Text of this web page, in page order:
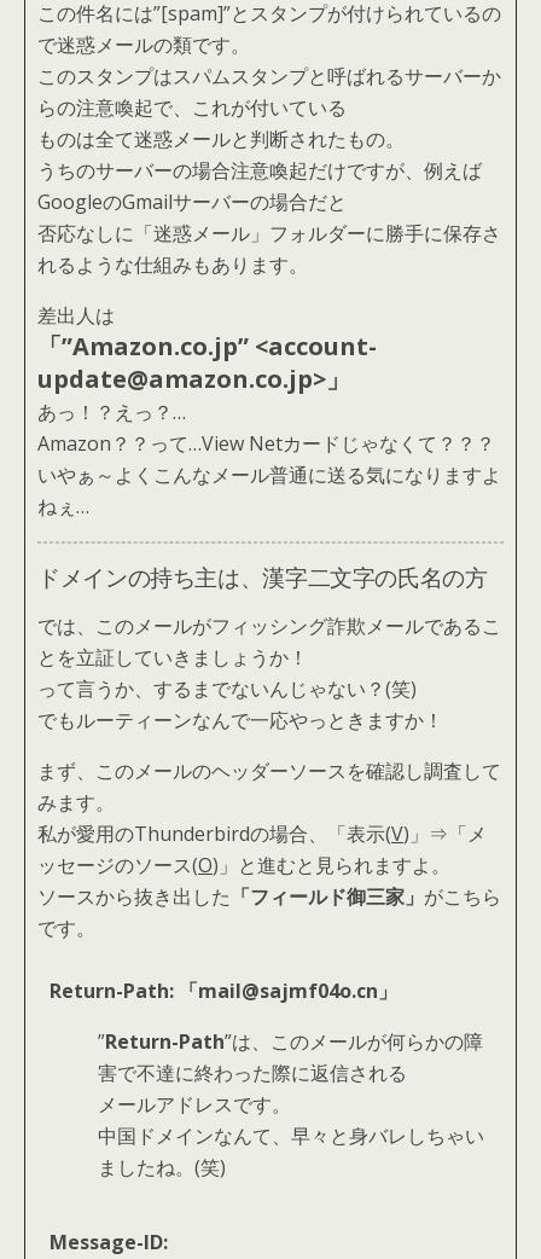
この件名には”[spam]”とスタンプが付けられているの
で迷惑メールの類です。
このスタンプはスパムスタンプと呼ばれるサーバーか
らの注意喚起で、これが付いている
ものは全て迷惑メールと判断されたもの。
うちのサーバーの場合注意喚起だけですが、例えば
GoogleのGmailサーバーの場合だと
否応なしに「迷惑メール」フォルダーに勝手に保存さ
れるような仕組みもあります。
差出人は
「”Amazon.co.jp” <account-
update@amazon.co.jp>」
あっ！？えっ？…
Amazon？？って…View Netカードじゃなくて？？？
いやぁ～よくこんなメール普通に送る気になりますよ
ねぇ…
ドメインの持ち主は、漢字二文字の氏名の方
では、このメールがフィッシング詐欺メールであるこ
とを立証していきましょうか！
って言うか、するまでないんじゃない？(笑)
でもルーティーンなんで一応やっときますか！
まず、このメールのヘッダーソースを確認し調査して
みます。
私が愛用のThunderbirdの場合、「表示(V)」⇒「メ
ッセージのソース(O)」と進むと見られますよ。
ソースから抜き出した 「フィールド御三家」 がこちら
です。
Return-Path: 「mail@sajmf04o.cn」
”Return-Path”は、このメールが何らかの障
害で不達に終わった際に返信される
メールアドレスです。
中国ドメインなんて、早々と身バレしちゃい
ましたね。(笑)
Message-ID: